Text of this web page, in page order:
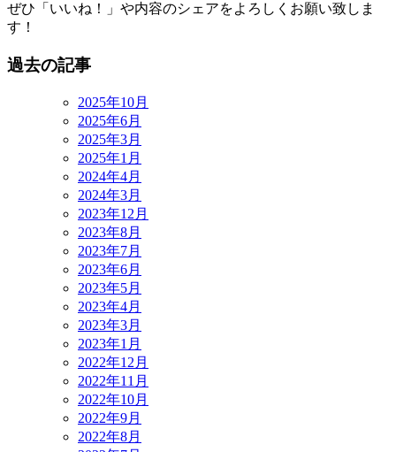
ぜひ「いいね！」や内容のシェアをよろしくお願い致しま
す！
過去の記事
2025年10月
2025年6月
2025年3月
2025年1月
2024年4月
2024年3月
2023年12月
2023年8月
2023年7月
2023年6月
2023年5月
2023年4月
2023年3月
2023年1月
2022年12月
2022年11月
2022年10月
2022年9月
2022年8月